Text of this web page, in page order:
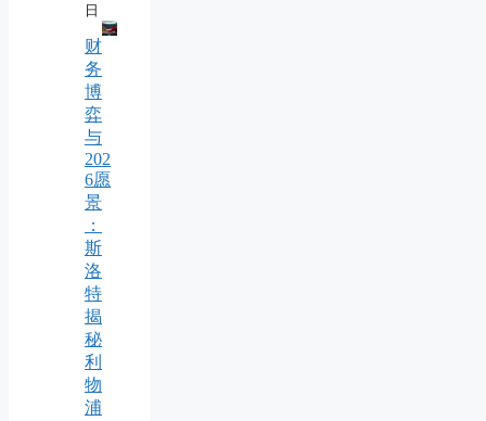
日
财
务
博
弈
与
202
6愿
景
：
斯
洛
特
揭
秘
利
物
浦